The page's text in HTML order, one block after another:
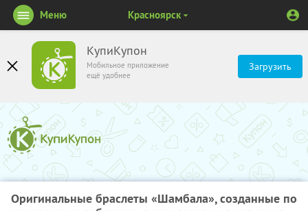
КупиКупон
Мобильное приложение
ещё удобнее
Загрузить
Меню Красноярск
Оригинальные браслеты «Шамбала», созданные по